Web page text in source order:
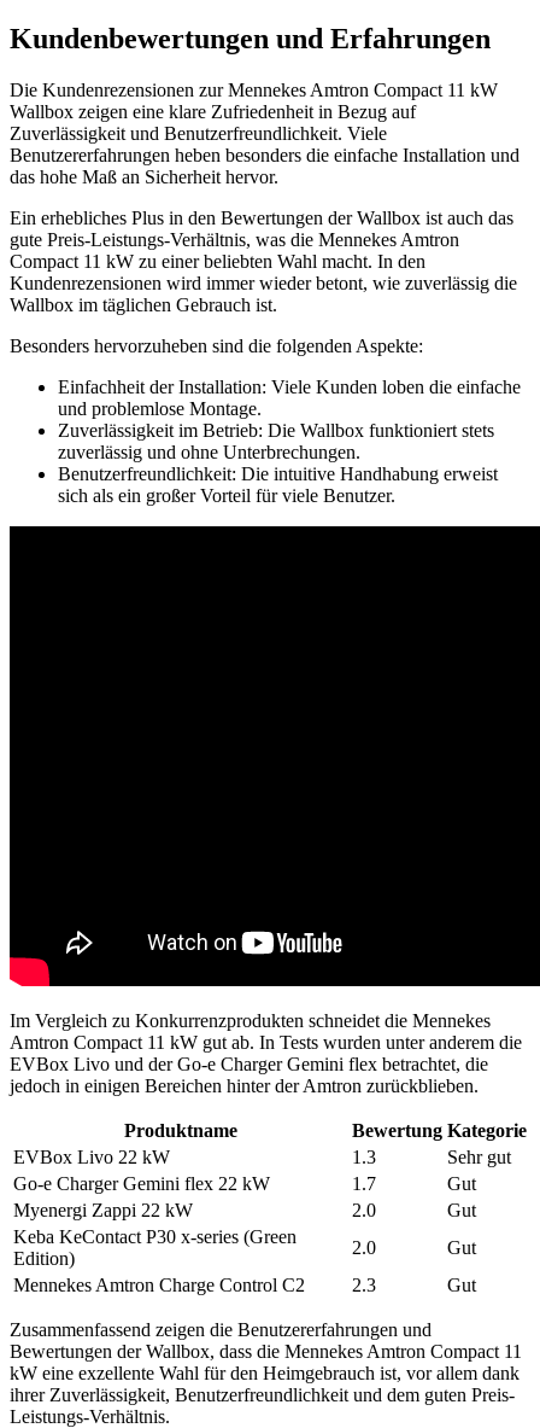
Kundenbewertungen und Erfahrungen
Die Kundenrezensionen zur Mennekes Amtron Compact 11 kW
Wallbox zeigen eine klare Zufriedenheit in Bezug auf
Zuverlässigkeit und Benutzerfreundlichkeit. Viele
Benutzererfahrungen heben besonders die einfache Installation und
das hohe Maß an Sicherheit hervor.
Ein erhebliches Plus in den Bewertungen der Wallbox ist auch das
gute Preis-Leistungs-Verhältnis, was die Mennekes Amtron
Compact 11 kW zu einer beliebten Wahl macht. In den
Kundenrezensionen wird immer wieder betont, wie zuverlässig die
Wallbox im täglichen Gebrauch ist.
Besonders hervorzuheben sind die folgenden Aspekte:
Einfachheit der Installation: Viele Kunden loben die einfache
und problemlose Montage.
Zuverlässigkeit im Betrieb: Die Wallbox funktioniert stets
zuverlässig und ohne Unterbrechungen.
Benutzerfreundlichkeit: Die intuitive Handhabung erweist
sich als ein großer Vorteil für viele Benutzer.
Im Vergleich zu Konkurrenzprodukten schneidet die Mennekes
Amtron Compact 11 kW gut ab. In Tests wurden unter anderem die
EVBox Livo und der Go-e Charger Gemini flex betrachtet, die
jedoch in einigen Bereichen hinter der Amtron zurückblieben.
Produktname Bewertung Kategorie
EVBox Livo 22 kW
1.3
Sehr gut
Go-e Charger Gemini flex 22 kW
1.7
Gut
Myenergi Zappi 22 kW
2.0
Gut
Keba KeContact P30 x-series (Green
Edition)
2.0
Gut
Mennekes Amtron Charge Control C2
2.3 Gut
Zusammenfassend zeigen die Benutzererfahrungen und
Bewertungen der Wallbox, dass die Mennekes Amtron Compact 11
kW eine exzellente Wahl für den Heimgebrauch ist, vor allem dank
ihrer Zuverlässigkeit, Benutzerfreundlichkeit und dem guten Preis-
Leistungs-Verhältnis.